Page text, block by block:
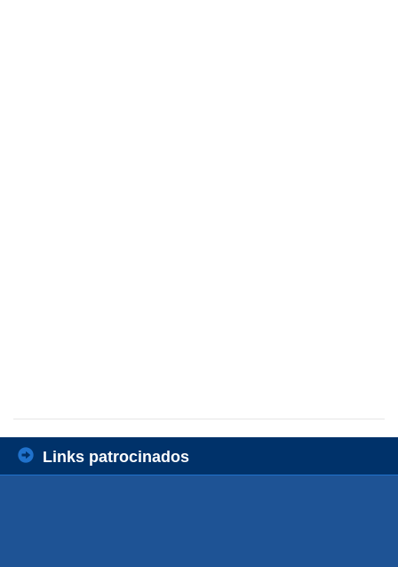
Links patrocinados